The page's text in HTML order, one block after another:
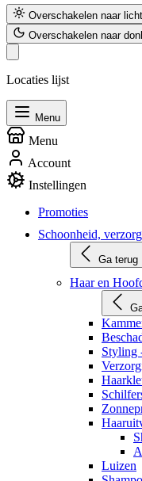
Overschakelen naar
Overschakelen naar
Locaties lijst
Menu
Menu
Account
Instellingen
Promoties
Schoonheid,
Ga terug
Haar en
Styling
Luizen